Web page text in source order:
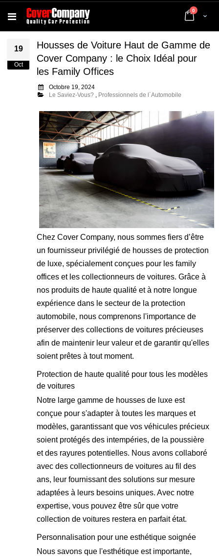
Cart
0 articles
19
Oct
Housses de Voiture Haut de Gamme de
Cover Company : le Choix Idéal pour
les Family Offices
Octobre 19, 2024
Le Saviez-Vous?, Professionnels de l´Automobile
Chez Cover Company, nous sommes fiers d’être
un fournisseur privilégié de housses de protection
de luxe, spécialement conçues pour les family
offices et les collectionneurs de voitures. Grâce à
nos produits de haute qualité et à notre longue
expérience dans le secteur de la protection
automobile, nous comprenons l'importance de
préserver des collections de voitures précieuses
afin de maintenir leur valeur et de garantir qu'elles
soient prêtes à tout moment.
Protection de haute qualité pour tous les modèles
de voitures
Notre large gamme de housses de luxe est
conçue pour s'adapter à toutes les marques et
modèles, garantissant que vos véhicules précieux
soient protégés des intempéries, de la poussière
et des rayures potentielles. Nous avons collaboré
avec des collectionneurs de voitures au fil des
ans, leur fournissant des solutions sur mesure
adaptées à leurs besoins uniques. Avec notre
expertise, vous pouvez être sûr que votre
collection de voitures restera en parfait état.
Personnalisation pour une esthétique soignée
Nous savons que l'esthétique est importante,